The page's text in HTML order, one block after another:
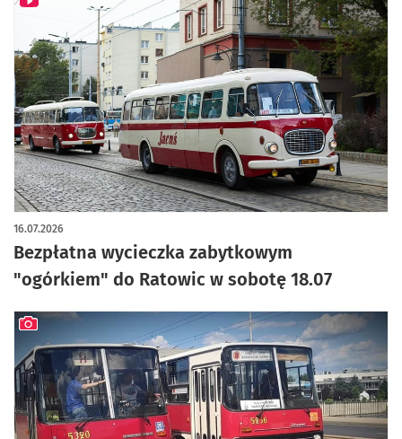
Bezpłatna wycieczka zabytkowym
"ogórkiem" do Ratowic w sobotę 18.07
16.07.2026